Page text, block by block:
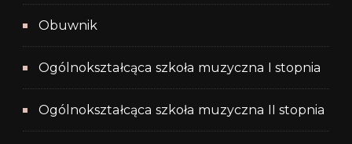
Obuwnik
Ogólnokształcąca szkoła muzyczna I stopnia
Ogólnokształcąca szkoła muzyczna II stopnia